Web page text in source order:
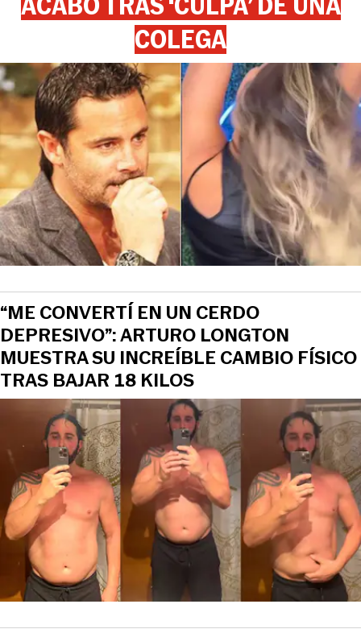
COLEGA
“ME CONVERTÍ EN UN CERDO
DEPRESIVO”: ARTURO LONGTON
MUESTRA SU INCREÍBLE CAMBIO FÍSICO
TRAS BAJAR 18 KILOS